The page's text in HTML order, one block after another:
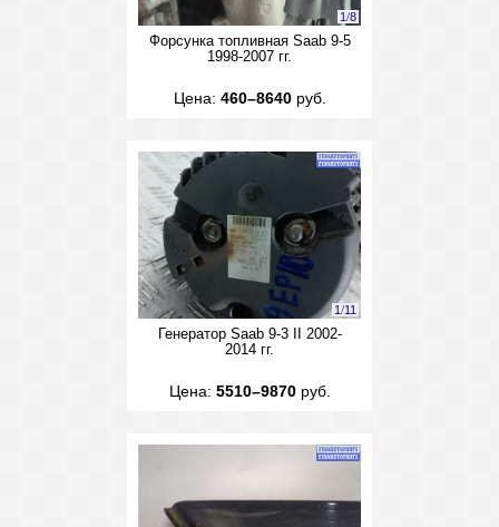
1/8
Форсунка топливная Saab 9-5
1998-2007 гг.
Цена: 460–8640руб.
1/11
Генератор Saab 9-3 II 2002-
2014 гг.
Цена: 5510–9870руб.